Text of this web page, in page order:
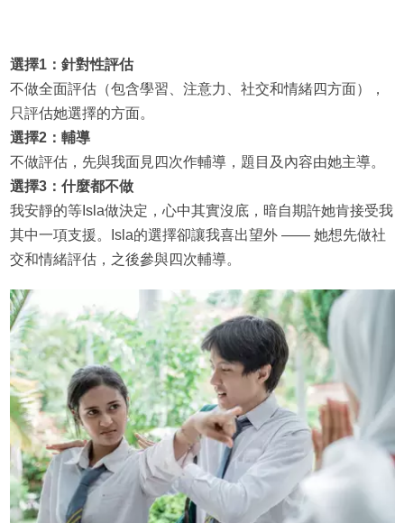
選擇1：針對性評估
不做全面評估（包含學習、注意力、社交和情緒四方面），
只評估她選擇的方面。
選擇2：輔導
不做評估，先與我面見四次作輔導，題目及內容由她主導。
選擇3：什麼都不做
我安靜的等Isla做決定，心中其實沒底，暗自期許她肯接受我
其中一項支援。Isla的選擇卻讓我喜出望外 —— 她想先做社
交和情緒評估，之後參與四次輔導。